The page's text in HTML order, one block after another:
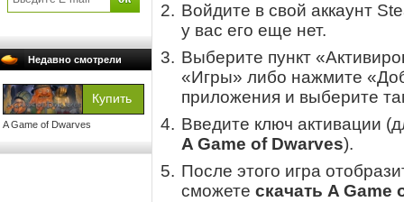
Недавно смотрели
A Game of Dwarves
Войдите в свой аккаунт
у вас его еще нет.
Выберите пункт
«Игры» либо нажмите
приложения и выберите
Введите ключ активации
A Game of Dwarves).
После этого игра
сможете скачать A Game